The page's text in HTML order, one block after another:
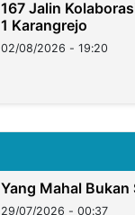
167 Jalin
1 Karangrejo
02/08/2026 - 19:20
Yang Mahal Bukan
29/07/2026 - 00:37